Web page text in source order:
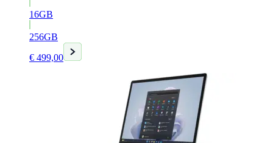
16GB
256GB
€ 499,00
Huidige
prijs